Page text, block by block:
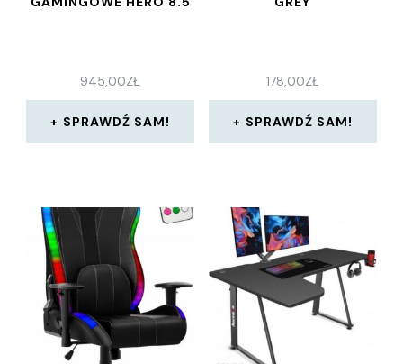
945,00ZŁ
SPRAWDŹ SAM!
178,00ZŁ
SPRAWDŹ SAM!